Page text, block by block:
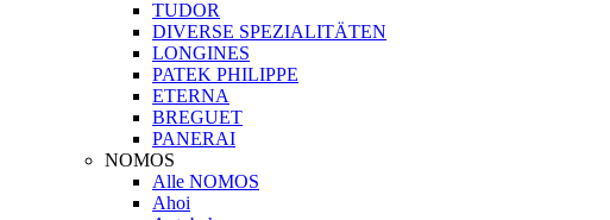
TUDOR
DIVERSE SPEZIALITÄTEN
LONGINES
PATEK PHILIPPE
ETERNA
BREGUET
PANERAI
NOMOS
Alle NOMOS
Ahoi